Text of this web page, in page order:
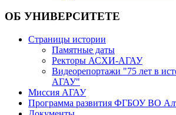
ОБ УНИВЕРСИТЕТЕ
Страницы истории
Памятные даты
Ректоры АСХИ-АГАУ
Видеорепортажи "75 лет в
АГАУ"
Миссия АГАУ
Программа развития ФГБОУ ВО